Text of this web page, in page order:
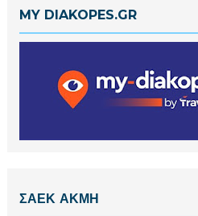
MY DIAKOPES.GR
ΣΑΕΚ ΑΚΜΗ